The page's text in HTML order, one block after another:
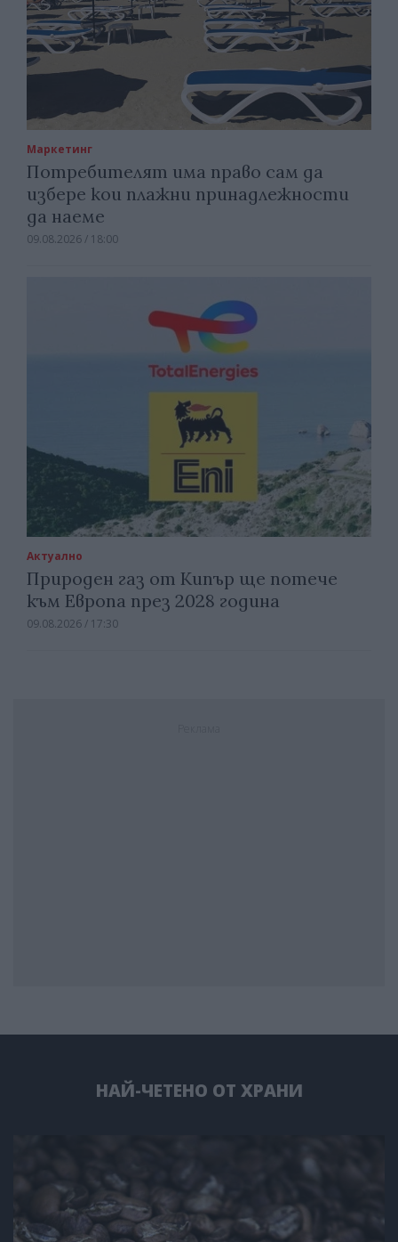
Маркетинг
Потребителят има право сам да
избере кои плажни принадлежности
да наеме
09.08.2026 / 18:00
Актуално
Природен газ от Кипър ще потече
към Европа през 2028 година
09.08.2026 / 17:30
НАЙ-ЧЕТЕНО ОТ ХРАНИ